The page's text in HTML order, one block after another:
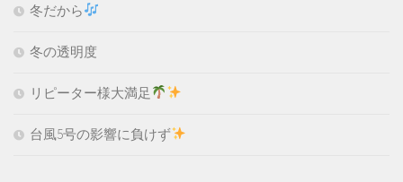
冬だから
冬の透明度
リピーター様大満足
台風5号の影響に負けず